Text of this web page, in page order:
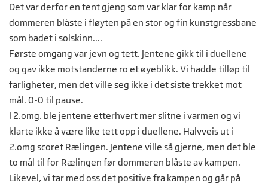
Det var derfor en tent gjeng som var klar for kamp når
dommeren blåste i fløyten på en stor og fin kunstgressbane
som badet i solskinn....
Første omgang var jevn og tett. Jentene gikk til i duellene
og gav ikke motstanderne ro et øyeblikk. Vi hadde tilløp til
farligheter, men det ville seg ikke i det siste trekket mot
mål. 0-0 til pause.
I 2.omg. ble jentene etterhvert mer slitne i varmen og vi
klarte ikke å være like tett opp i duellene. Halvveis ut i
2.omg scoret Rælingen. Jentene ville så gjerne, men det ble
to mål til for Rælingen før dommeren blåste av kampen.
Likevel, vi tar med oss det positive fra kampen og går på